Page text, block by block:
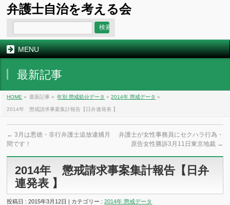
弁護士自治を考える会
MENU
最新記事
HOME » 最新記事 » 年別 懲戒処分データ »2014年 懲戒データ »
2014年 懲戒請求事案集計報告【日弁連発表 】
← 3月は悪徳・非行弁護士追放逮捕月
間です！
弁護士が女性事務員にセクハラ行為・
原告女性勝訴3月11日東京地裁 →
2014年 懲戒請求事案集計報告【日弁
連発表 】
投稿日 : 2015年3月12日 | カテゴリー :2014年 懲戒データ